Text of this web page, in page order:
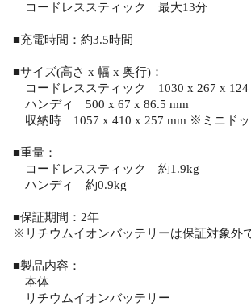
コードレススティック 最大13分
■充電時間：約3.5時間
■サイズ(高さ x 幅 x 奥行)：
コードレススティック 1030 x 267 x 124
ハンディ 500 x 67 x 86.5 mm
収納時 1057 x 410 x 257 mm ※ミニドッ
■重量：
コードレススティック 約1.9kg
ハンディ 約0.9kg
■保証期間：2年
※リチウムイオンバッテリーは保証対象外
■製品内容：
本体
リチウムイオンバッテリー